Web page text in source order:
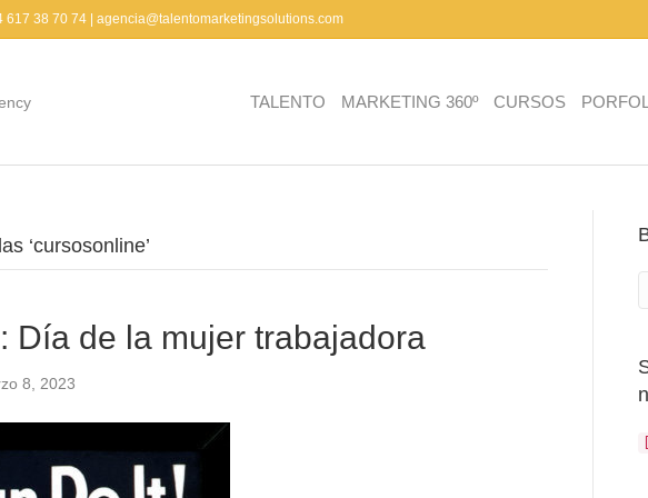
617 38 70 74 | agencia@talentomarketingsolutions.com
TALENTO MARKETING 360º CURSOS
‘cursosonline’
Día de la mujer trabajadora
8, 2023